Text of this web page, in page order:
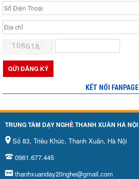
KẾT NỐI FANPAGE
TRUNG TÂM DẠY NGHỀ THANH XUÂN HÀ NỘI
Số 83, Triều Khúc, Thanh Xuân, Hà Nội
0961.677.445
thanhxuanday20nghe@gmail.com